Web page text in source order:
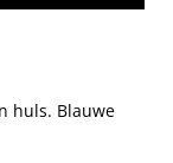
huls. Blauwe